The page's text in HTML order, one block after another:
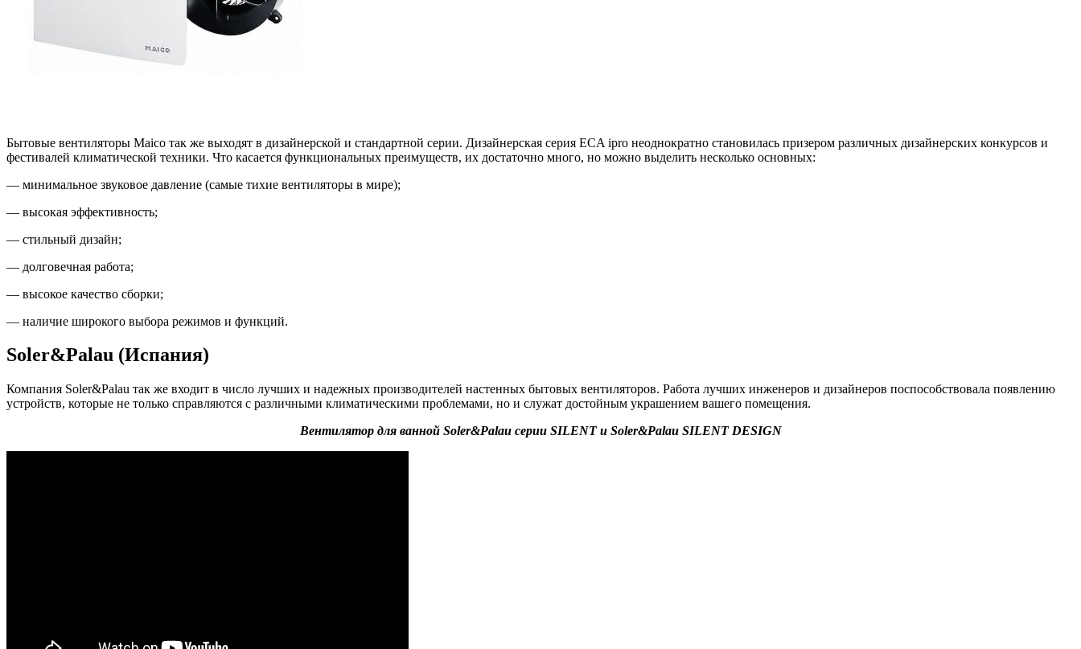
Бытовые вентиляторы Maico так же выходят в дизайнерской и стандартной серии. Дизайнерская серия ECA ipro неоднократно становилась призером различных дизайнерских конкурсов и
фестивалей климатической техники. Что касается функциональных преимуществ, их достаточно много, но можно выделить несколько основных:
— минимальное звуковое давление (самые тихие вентиляторы в мире);
— высокая эффективность;
— стильный дизайн;
— долговечная работа;
— высокое качество сборки;
— наличие широкого выбора режимов и функций.
Soler&Palau (Испания)
Компания Soler&Palau так же входит в число лучших и надежных производителей настенных бытовых вентиляторов. Работа лучших инженеров и дизайнеров поспособствовала появлению
устройств, которые не только справляются с различными климатическими проблемами, но и служат достойным украшением вашего помещения.
Вентилятор для ванной Soler&Palau серии SILENT и Soler&Palau SILENT DESIGN